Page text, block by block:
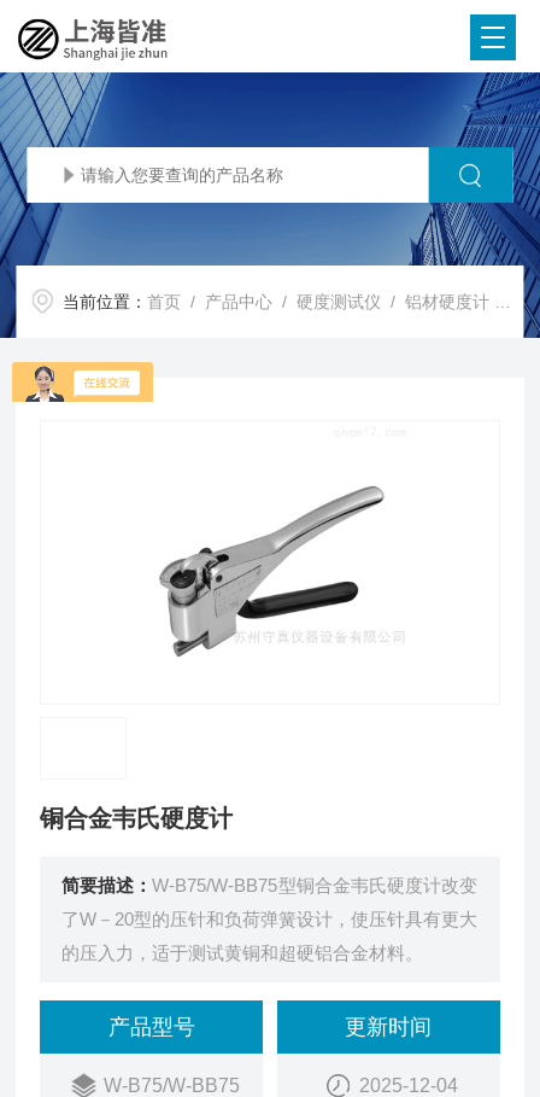
当前位置：首页 / 产品中心 /硬度测试仪 /铝材硬度计
铜合金韦氏硬度计
简要描述：W-B75/W-BB75型铜合金韦氏硬度计改变
了W－20型的压针和负荷弹簧设计，使压针具有更大
的压入力，适于测试黄铜和超硬铝合金材料。
产品型号
W-B75/W-BB75
更新时间
2025-12-04